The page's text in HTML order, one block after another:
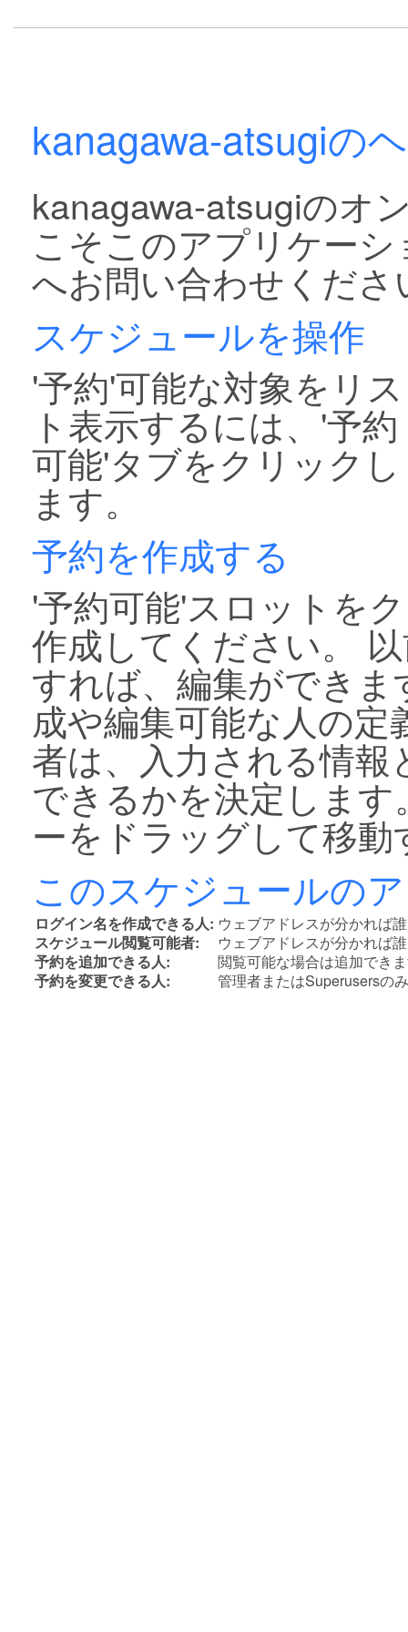
kanagawa-atsugiの
kanagawa-atsugiのオ
こそこのアプリケー
へお問い合わせくださ
スケジュールを操作
'予約'可能な対象をリス
ト表示するには、'予約
可能'タブをクリックし
ます。
予約を作成する
'予約可能'スロットを
作成してください。
すれば、編集ができ
成や編集可能な人の
者は、入力される情
できるかを決定しま
ーをドラッグして移
このスケジュールの
ログイン名を作成できる人: ウェブアドレスが分かれば
スケジュール閲覧可能者:
ウェブアドレスが分かれば
予約を追加できる人:
閲覧可能な場合は追加でき
予約を変更できる人:
管理者またはSuperusersの